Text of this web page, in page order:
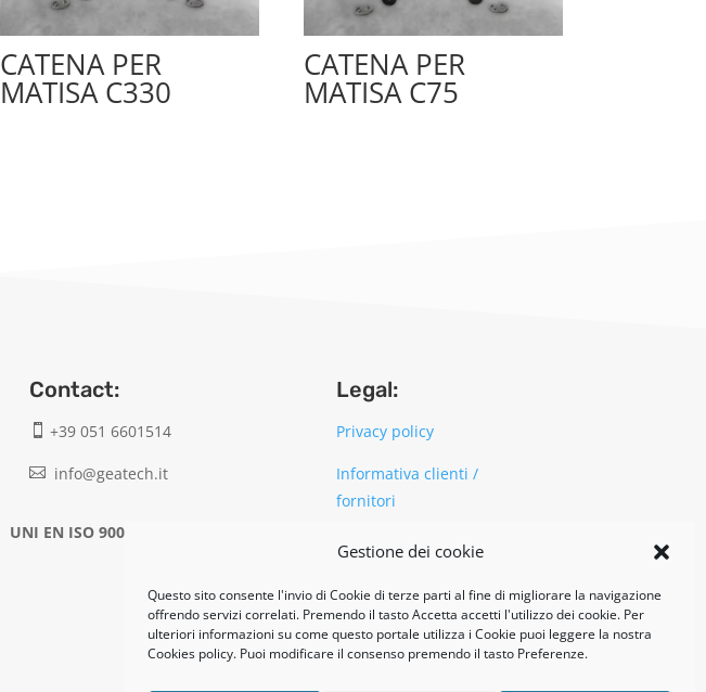
Gestione dei cookie
Questo sito consente l'invio di Cookie di terze parti al fine di migliorare la navigazione
offrendo servizi correlati. Premendo il tasto Accetta accetti l'utilizzo dei cookie. Per
ulteriori informazioni su come questo portale utilizza i Cookie puoi leggere la nostra
Cookies policy. Puoi modificare il consenso premendo il tasto Preferenze.
CATENA PER
MATISA C330
CATENA PER
MATISA C75
Contact:
 +39 051 6601514
 info@geatech.it
UNI EN ISO 9001: 2015
Legal:
Privacy policy
Informativa clienti /
fornitori
Cookie policy
UNI EN ISO 14001: 2015